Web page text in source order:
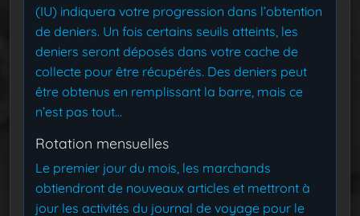
(IU) indiquera votre progression dans l’obtention
de deniers. Un fois certains seuils atteints, les
deniers seront déposés dans votre cache de
collecte pour être récupérés. Des deniers peut
être obtenus en remplissant la barre, mais ce
n’est pas tout…
Rotation mensuelles
Le premier jour du mois, les marchands
obtiendront de nouveaux articles et mettront à
jour les activités du journal de voyage pour le